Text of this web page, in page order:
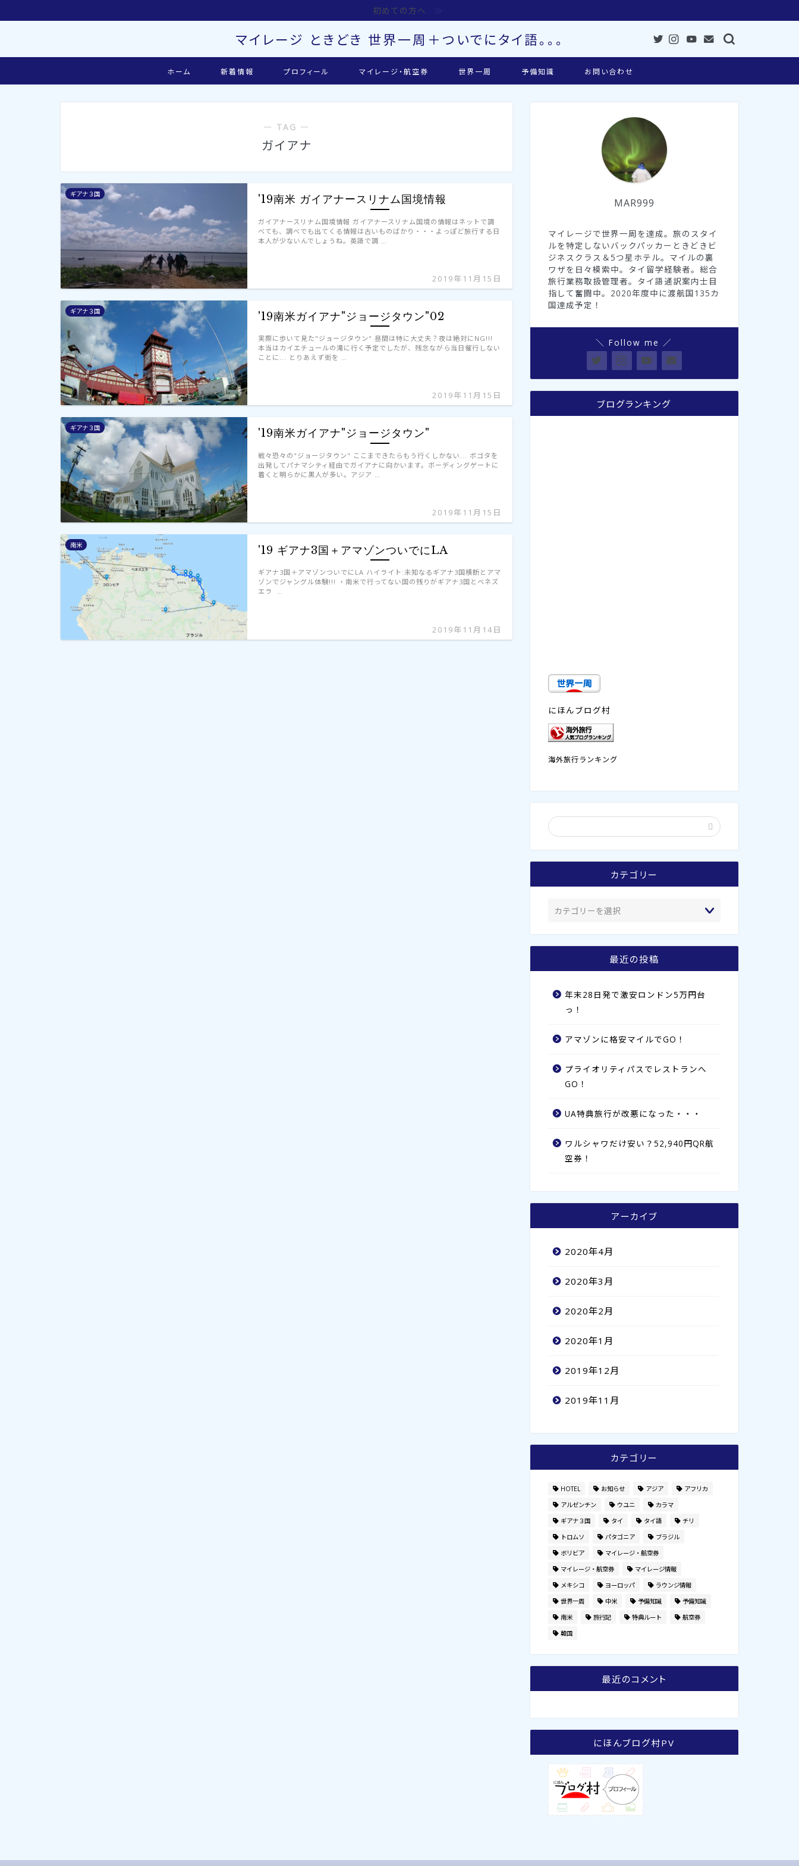
初めての方へ
マイレージ ときどき 世界一周＋ついでにタイ語。。。
ホーム 新着情報 プロフィール マイレージ・航空券 世界一周 予備知識 お問い合わせ
― TAG ―
ガイアナ
ギアナ３国 '19南米 ガイアナースリナム国境情報
2019年11月15日
ガイアナースリナム国境情報 ガイアナースリナム国境の情報はネットで調
べても、調べでも出てくる情報は古いものばかり・・・よっぽど旅行する日
本人が少ないんでしょうね。英語で調 …
ギアナ３国 '19南米ガイアナ"ジョージタウン"02
2019年11月15日
実際に歩いて見た"ジョージタウン" 昼間は特に大丈夫？夜は絶対にNG!!!
本当はカイエチュールの滝に行く予定でしたが、残念ながら当日催行しない
ことに... とりあえず街を …
ギアナ３国 '19南米ガイアナ"ジョージタウン"
2019年11月15日
戦々恐々の"ジョージタウン" ここまできたらもう行くしかない... ボゴタを
出発してパナマシティ経由でガイアナに向かいます。ボーディングゲートに
着くと明らかに黒人が多い。アジア …
南米 '19 ギアナ3国＋アマゾンついでにLA
2019年11月14日
ギアナ3国＋アマゾンついでにLA ハイライト:未知なるギアナ3国横断とアマ
ゾンでジャングル体験!!! ・南米で行ってない国の残りがギアナ3国とベネズ
エラ …
MAR999
マイレージで世界一周を達成。旅のスタイ
ルを特定しないバックパッカーときどきビ
ジネスクラス＆5つ星ホテル。マイルの裏
ワザを日々模索中。タイ留学経験者。総合
旅行業務取扱管理者。タイ語通訳案内士目
指して奮闘中。2020年度中に渡航国135カ
国達成予定！
＼ Follow me ／
ブログランキング
にほんブログ村
海外旅行ランキング
カテゴリー
最近の投稿
年末28日発で激安ロンドン5万円台
っ！
アマゾンに格安マイルでGO！
プライオリティパスでレストランへ
GO！
UA特典旅行が改悪になった・・・
ワルシャワだけ安い？52,940円QR航
空券！
アーカイブ
2020年4月
2020年3月
2020年2月
2020年1月
2019年12月
2019年11月
カテゴリー
HOTEL お知らせ アジア
アフリカ
アルゼンチン
ウユニ
カラマ
ギアナ３国
タイ タイ語
チリ
トロムソ
パタゴニア
ブラジル
ボリビア
マイレージ・航空券
マイレージ・航空券
マイレージ情報
メキシコ
ヨーロッパ
ラウンジ情報
世界一周
中米 予備知識
予備知識
南米
旅行記 特典ルート
航空券
韓国
最近のコメント
にほんブログ村PV